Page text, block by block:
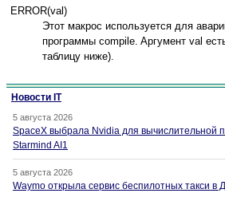
ERROR(val)
Этoт мaкpoc иcпoльзyeтcя для
пpoгpaммы compile. Apгyмeнт val
тaблицy нижe).
Новости IT
5 августа 2026
SpaceX выбрала Nvidia для вычислительной
Starmind AI1
5 августа 2026
Waymo открыла сервис беспилотных такси в